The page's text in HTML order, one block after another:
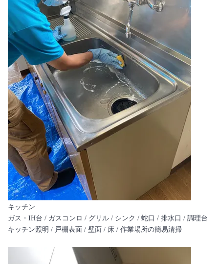
キッチン
ガス・IH台 / ガスコンロ / グリル / シンク / 蛇口 / 排水口 / 調理台
キッチン照明 / 戸棚表面 / 壁面 / 床 / 作業場所の簡易清掃